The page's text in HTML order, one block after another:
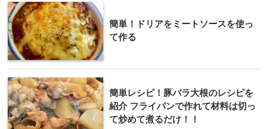
簡単！ドリアをミートソースを使っ
て作る
簡単レシピ！豚バラ大根のレシピを
紹介 フライパンで作れて材料は切っ
て炒めて煮るだけ！！